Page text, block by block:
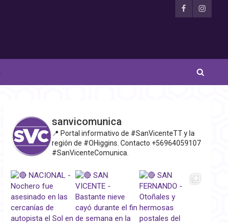
sanvicomunica
📍 Portal informativo de #SanVicenteTT y la
región de #OHiggins. Contacto +56964059107
#SanVicenteComunica.